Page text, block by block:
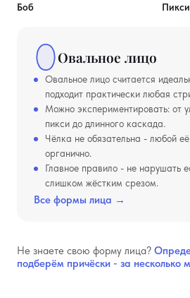
Боб Пикси
Овальное лицо
Овальное лицо считается
подходит практически любая
Можно экспериментировать: от
пикси до длинного каскада.
Чёлка не обязательна - любой
органично.
Главное правило - не нарушать
слишком жёстким срезом.
Все формы лица →
Не знаете свою форму лица?
подберём причёски - за несколько